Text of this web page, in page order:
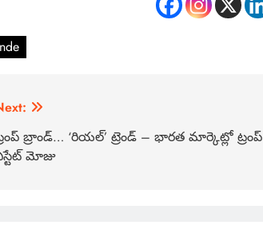
బ్రాండ్… ‘రియల్’ ట్రెండ్ – భారత మార్కెట్లో ట్రంప్
మోజు